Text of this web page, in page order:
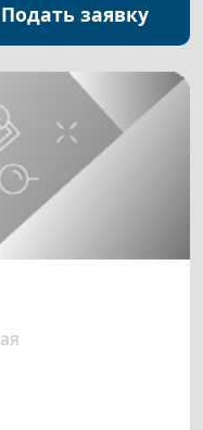
Подать заявку